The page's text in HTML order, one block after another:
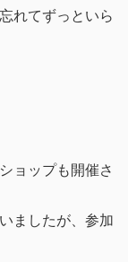
れてずっといら
ョップも開催さ
ましたが、参加